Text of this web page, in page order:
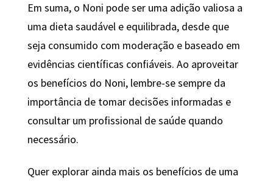
Em suma, o Noni pode ser uma adição valiosa a
uma dieta saudável e equilibrada, desde que
seja consumido com moderação e baseado em
evidências científicas confiáveis. Ao aproveitar
os benefícios do Noni, lembre-se sempre da
importância de tomar decisões informadas e
consultar um profissional de saúde quando
necessário.
Quer explorar ainda mais os benefícios de uma